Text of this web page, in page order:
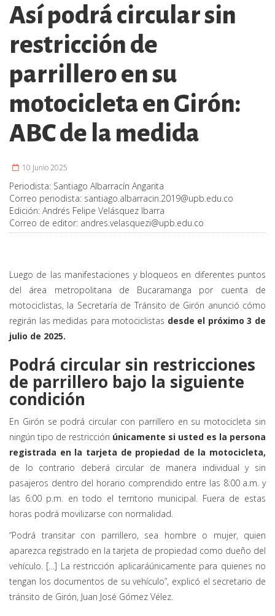
Así podrá circular sin
restricción de
parrillero en su
motocicleta en Girón:
ABC de la medida
10 Junio 2025
Periodista: Santiago Albarracín Angarita
Correo periodista: santiago.albarracin.2019@upb.edu.co
Edición: Andrés Felipe Velásquez Ibarra
Correo de editor: andres.velasquezi@upb.edu.co
Luego de las manifestaciones y bloqueos en diferentes puntos
del área metropolitana de Bucaramanga por cuenta de
motociclistas, la Secretaría de Tránsito de Girón anunció cómo
regirán las medidas para motociclistas desde el próximo 3 de
julio de 2025.
Podrá circular sin restricciones
de parrillero bajo la siguiente
condición
En Girón se podrá circular con parrillero en su motocicleta sin
ningún tipo de restricción únicamente si usted es la persona
registrada en la tarjeta de propiedad de la motocicleta,
de lo contrario deberá circular de manera individual y sin
pasajeros dentro del horario comprendido entre las 8:00 a.m. y
las 6:00 p.m. en todo el territorio municipal. Fuera de estas
horas podrá movilizarse con normalidad.
“Podrá transitar con parrillero, sea hombre o mujer, quien
aparezca registrado en la tarjeta de propiedad como dueño del
vehículo. […] La restricción aplicaráúnicamente para quienes no
tengan los documentos de su vehículo”, explicó el secretario de
tránsito de Girón, Juan José Gómez Vélez.